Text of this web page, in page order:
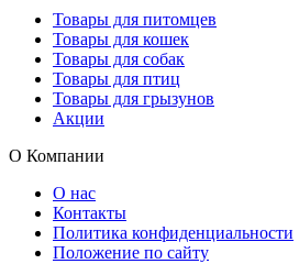
Товары для питомцев
Товары для кошек
Товары для собак
Товары для птиц
Товары для грызунов
Акции
О Компании
О нас
Контакты
Политика конфиденциальности
Положение по сайту